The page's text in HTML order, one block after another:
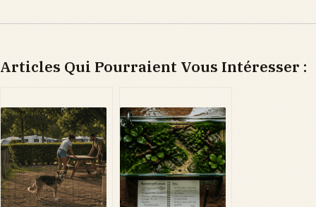
Articles Qui Pourraient Vous Intéresser :